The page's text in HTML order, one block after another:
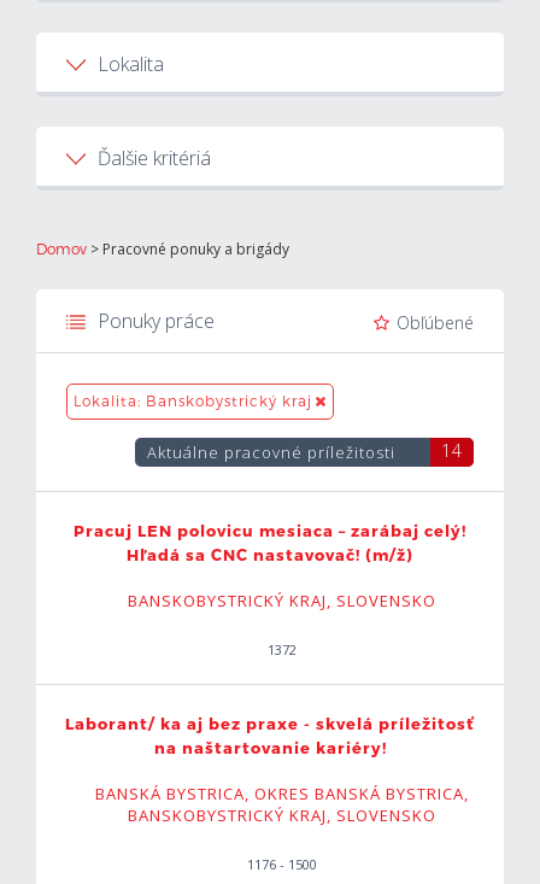
Kontakt
Lokalita
Okres Brezno 1
Okres Detva
Okres Krupina 0
Okres Lučenec
Okres Veľký Krtíš
Okres Žarnovica
Okres Žiar nad Hronom
Ďalšie kritériá
Domov > Pracovné ponuky a brigády
Ponuky práce Obľúbené
Lokalita: Banskobystrický kraj
Aktuálne pracovné príležitosti 14
Pracuj LEN polovicu mesiaca – zarábaj celý!
Hľadá sa CNC nastavovač! (m/ž)
BANSKOBYSTRICKÝ KRAJ, SLOVENSKO
1372
Laborant/ ka aj bez praxe - skvelá príležitosť
na naštartovanie kariéry!
BANSKÁ BYSTRICA, OKRES BANSKÁ BYSTRICA,
BANSKOBYSTRICKÝ KRAJ, SLOVENSKO
1176 - 1500